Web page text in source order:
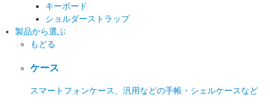
キーボード
ショルダーストラップ
製品から選ぶ
もどる
ケース
スマートフォンケース、汎用などの手帳・シェルケースなど